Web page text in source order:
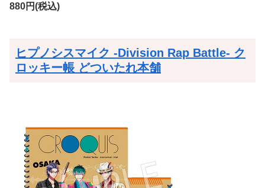
880円(税込)
ヒプノシスマイク -Division Rap Battle- ク
ロッキー帳 どついたれ本舗